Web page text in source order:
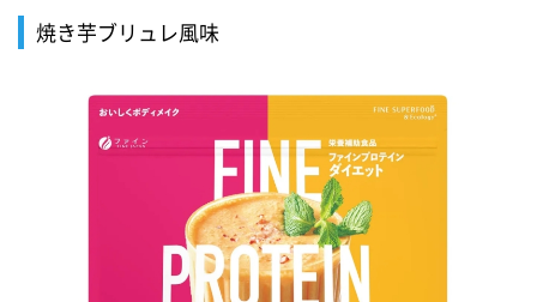
焼き芋ブリュレ風味